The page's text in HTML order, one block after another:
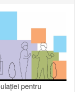
pentru